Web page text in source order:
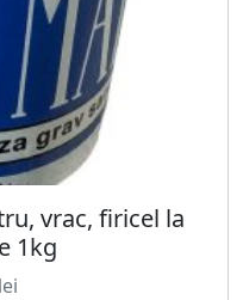
vrac, firicel la
1kg
lei